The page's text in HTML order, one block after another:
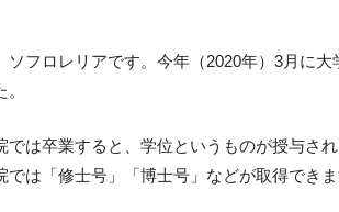
ソフロレリアです。今年（2020年）3月に
では卒業すると、学位というものが授与さ
では「修士号」「博士号」などが取得できま